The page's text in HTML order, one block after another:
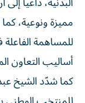
مميزة ونوعية،
للمساهمة
أساليب التعاون
كما شدّد الشيخ